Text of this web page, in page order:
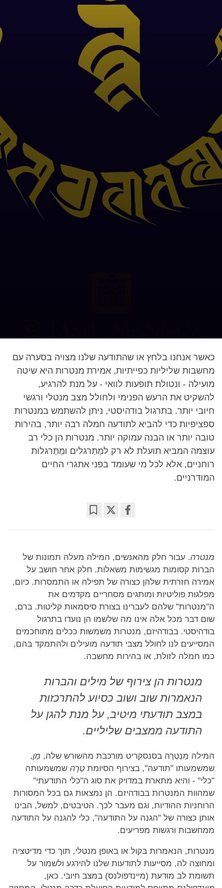
כאשר אנחנו בלחץ או שהתודעה שלנו מצויה בסערה עם
מחשבות שליליות כפייתיות, אמירת מנטרות היא שיטה
מועילה - ונטולת תופעות לוואי - על מנת להרגיע,
להשקיט את הרעש הפנימי ולחולל מצב מנטלי ורגשי
חיובי יותר. בתרגול בודהיסטי, ניתן להשתמש במנטרות
ספציפיות כדי להביא לתודעה חמלה רבה יותר, בהירות
טובה יותר או הבנה עמוקה יותר. מנטרות הן כלי רב
עוצמה המביא תועלת לא רק למְתַּרגלים ומְתַּרגלות
רוחניים, אלא לכל מי שעומד בפני אתגרי החיים
המודרניים.
מנטרה. עבור חלק מהאנשים, המילה מעלה תמונות של
הברות קסומות מגשימות משאלות. חלק אחר חושב על
אמירה חזרתית שלהן כצורה של תפילה או התמסרות. כיום,
מפלגות פוליטיות ומותגים מסחריים מקדמים את
ה"מנטרות" שלהם לעברינו בצורת סיסמאות קליטות. ברם,
שום דבר מכל אלה אינו מה שלשמו הן נועדו בתרגול
בודהיסטי. בבודהיזם, מנטרות משמשות ככלים מתוחכמים
המסייעים לנו לחולל מצבי תודעה מועילים ולהתמקד בהם,
כמו חמלה לזולת, או בהירות מחשבה.
מנטרות הן צירוף של מילים והברות
הנאמרות שוב ושוב כסיוע להתרכזות
במצב תודעתי מיטיב, על מנת להגן על
התודעה ממצבים שליליים.
המילה מַנְטְרָה בסנסקריט מורכבת מהשורש שלה, מַן,
שמשמעותו "תודעה", בצירוף הסיומת טְרָה שמשמעותה
"כלי" - והיא מתארת במדויק את סוג ה"כלי התודעתי"
שמהוות המנטרות בבודהיזם. הן נמצאות גם בכל המסורות
הרוחניות ההודיות, וגם מעבר לכך. הטיבטים, למשל, הבינו
אותן כצורה של "הגנה על התודעה", כלי להגנה על התודעה
ממחשבות ורגשות מפריעים.
מנטרות, הנאמרות בקול או באופן מנטלי, תוך כדי מדיטציה
ומחוצה לה, מסייעות לתודעות שלנו להירגע ולשמור על
תשומת לב מוּדעת (מיינדפולנס) במצב חיובי. כאן,